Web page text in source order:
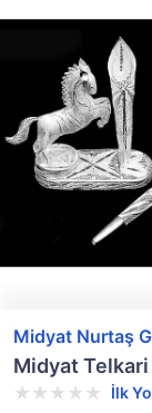
Midyat Nurtaş
Midyat
İlk